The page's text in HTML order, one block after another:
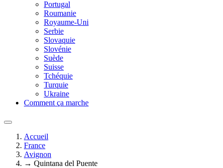
Portugal
Roumanie
Royaume-Uni
Serbie
Slovaquie
Slovénie
Suède
Suisse
Tchéquie
Turquie
Ukraine
Comment ça marche
Accueil
France
Avignon
→ Quintana del Puente